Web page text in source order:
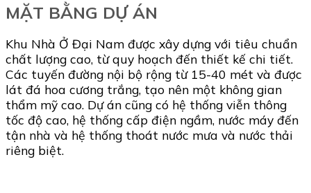
MẶT BẰNG DỰ ÁN
Khu Nhà Ở Đại Nam được xây dựng với tiêu chuẩn
chất lượng cao, từ quy hoạch đến thiết kế chi tiết.
Các tuyến đường nội bộ rộng từ 15-40 mét và được
lát đá hoa cương trắng, tạo nên một không gian
thẩm mỹ cao. Dự án cũng có hệ thống viễn thông
tốc độ cao, hệ thống cấp điện ngầm, nước máy đến
tận nhà và hệ thống thoát nước mưa và nước thải
riêng biệt.